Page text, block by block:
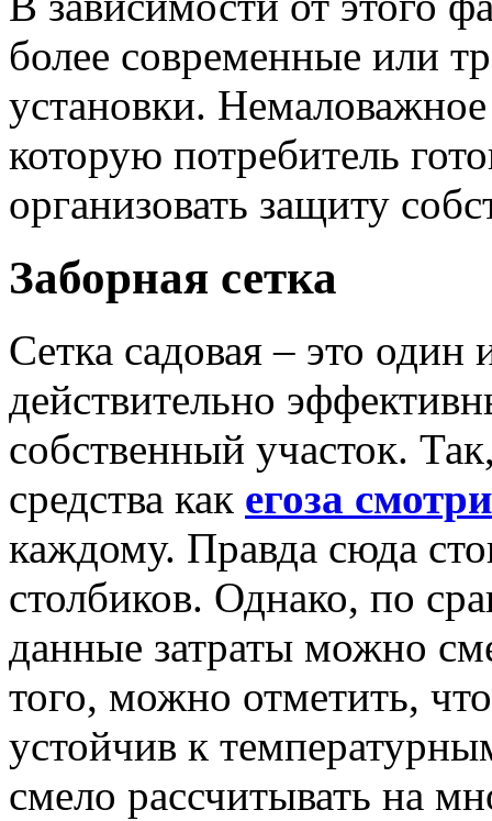
более современные или
установки. Немаловажное
которую потребитель
организовать защиту
Заборная сетка
Сетка садовая – это
действительно
собственный участок.
средства как егоза
каждому. Правда сюда
столбиков. Однако, по
данные затраты можно
того, можно отметить,
устойчив к
смело рассчитывать на